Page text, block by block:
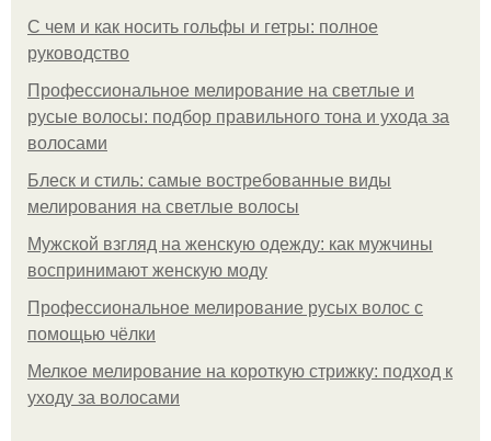
С чем и как носить гольфы и гетры: полное
руководство
Профессиональное мелирование на светлые и
русые волосы: подбор правильного тона и ухода за
волосами
Блеск и стиль: самые востребованные виды
мелирования на светлые волосы
Мужской взгляд на женскую одежду: как мужчины
воспринимают женскую моду
Профессиональное мелирование русых волос с
помощью чёлки
Мелкое мелирование на короткую стрижку: подход к
уходу за волосами